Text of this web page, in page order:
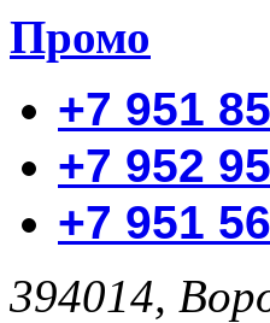
Промо
+7 951
+7 952
+7 951
394014,